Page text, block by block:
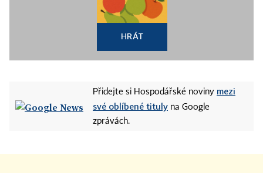
HRÁT
Přidejte si Hospodářské noviny mezi
své oblíbené tituly na Google
zprávách.